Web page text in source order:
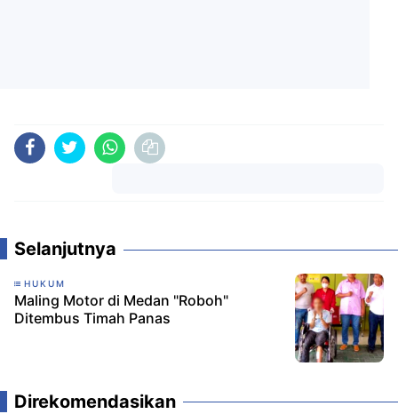
Selanjutnya
HUKUM
Maling Motor di Medan "Roboh"
Ditembus Timah Panas
Direkomendasikan